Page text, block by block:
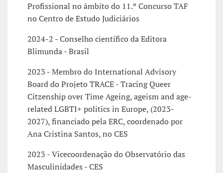
Profissional no âmbito do 11.º Concurso TAF
no Centro de Estudo Judiciários
2024-2 - Conselho científico da Editora
Blimunda - Brasil
2023 - Membro do International Advisory
Board do Projeto TRACE - Tracing Queer
Citzenship over Time Ageing, ageism and age-
related LGBTI+ politics in Europe, (2023-
2027), financiado pela ERC, coordenado por
Ana Cristina Santos, no CES
2023 - Vicecoordenação do Observatório das
Masculinidades - CES